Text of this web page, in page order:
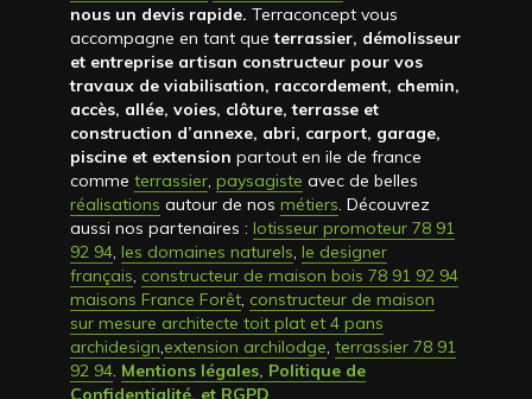
nous un devis rapide. Terraconcept vous
accompagne en tant queterrassier, démolisseur
et entreprise artisan constructeur pour vos
travaux de viabilisation, raccordement, chemin,
accès, allée, voies, clôture, terrasse et
construction d’annexe, abri, carport, garage,
piscine et extension partout en ile de france
comme terrassier, paysagiste avec de belles
réalisations autour de nos métiers. Découvrez
aussi nos partenaires : lotisseur promoteur 78 91
92 94, les domaines naturels, le designer
français, constructeur de maison bois 78 91 92 94
maisons France Forêt, constructeur de maison
sur mesure architecte toit plat et 4 pans
archidesign,extension archilodge, terrassier 78 91
92 94. Mentions légales, Politique de
Confidentialité, et RGPD